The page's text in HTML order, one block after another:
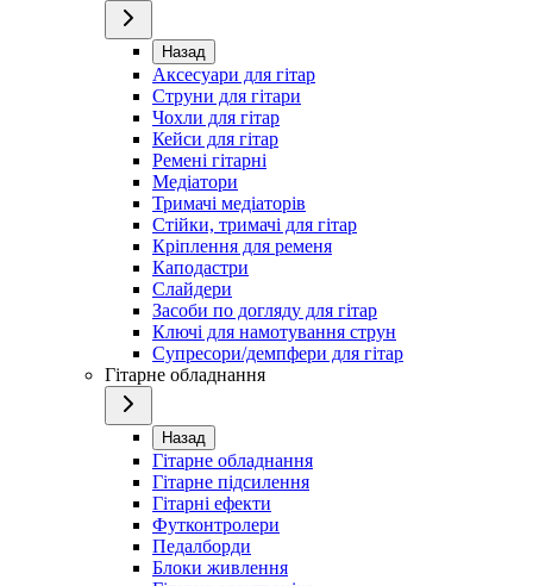
Назад
Аксесуари для гітар
Струни для гітари
Чохли для гітар
Кейси для гітар
Ремені гітарні
Медіатори
Тримачі медіаторів
Стійки, тримачі для гітар
Кріплення для ременя
Каподастри
Слайдери
Засоби по догляду для гітар
Ключі для намотування струн
Супресори/демпфери для гітар
Гітарне обладнання
Назад
Гітарне обладнання
Гітарне підсилення
Гітарні ефекти
Футконтролери
Педалборди
Блоки живлення